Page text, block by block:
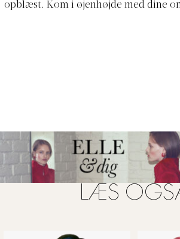
opblæst. Kom i øjenhøjde med dine
LÆS